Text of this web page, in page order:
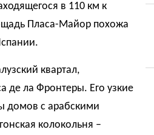
в 110 км к
Пласа-Майор похожа
квартал,
де ла Фронтеры. Его узкие
домов с арабскими
колокольня –